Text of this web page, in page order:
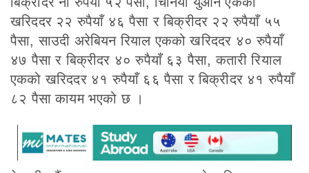
खरिददर २२ रुपैयाँ ४६ पैसा र बिक्रीदर २२ रुपैयाँ ५५
पैसा, साउदी अरेबियन रियाल एकको खरिददर ४० रुपैयाँ
४७ पैसा र बिक्रीदर ४० रुपैयाँ ६३ पैसा, कतारी रियाल
एकको खरिददर ४१ रुपैयाँ ६६ पैसा र बिक्रीदर ४१ रुपैयाँ
८२ पैसा कायम भएको छ ।